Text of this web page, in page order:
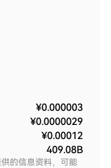
¥0.000003
¥0.0000029
¥0.00012
409.08B
的信息资料，可能